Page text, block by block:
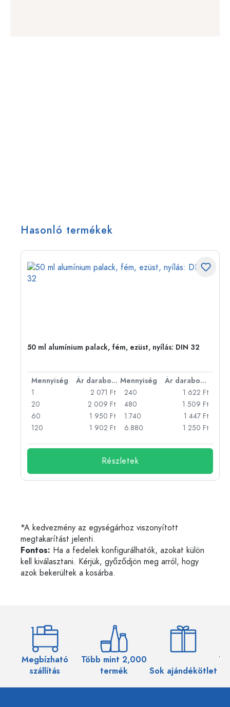
Hasonló termékek
50 ml alumínium palack, fém, ezüst, nyílás: DIN 32
Mennyiség Ár darabonként Mennyiség
Ár darabonként
1
2 071 Ft
20
2 009 Ft
60
1 950 Ft
120
1 902 Ft
240
1 622 Ft
480
1 509 Ft
1.740
1 447 Ft
6.880
1 250 Ft
Részletek
*A kedvezmény az egységárhoz viszonyított
megtakarítást jelenti.
Fontos: Ha a fedelek konfigurálhatók, azokat külön
kell kiválasztani. Kérjük, győződjön meg arról, hogy
azok bekerültek a kosárba.
Megbízható
szállítás
Több mint 2,000
termék
Sok ajándékötlet